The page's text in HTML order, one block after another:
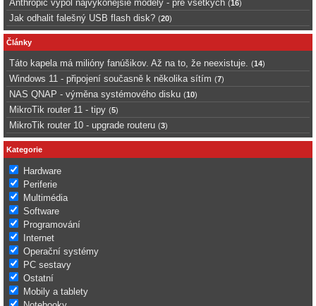
Anthropic vypol najvykonejsie modely - pre vsetkych (16)
Jak odhalit falešný USB flash disk? (20)
Články
Táto kapela má milióny fanúšikov. Až na to, že neexistuje. (14)
Windows 11 - připojení současně k několika sítím (7)
NAS QNAP - výměna systémového disku (10)
MikroTik router 11 - tipy (5)
MikroTik router 10 - upgrade routeru (3)
Kategorie
Hardware
Periferie
Multimédia
Software
Programování
Internet
Operační systémy
PC sestavy
Ostatní
Mobily a tablety